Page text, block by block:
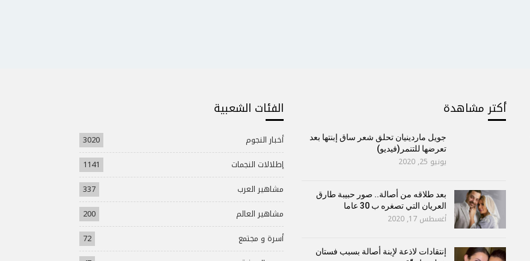
أكتر مشاهدة
جويل ماردينيان تحلق شعر ساق إبنتها بعد
تعرضها للتنمر(فيديو)
يونيو 25, 2020
بعد طلاقه من أصالة.. صور حبيبة طارق
العريان التي تصغره ب 30 عاما
أغسطس 17, 2020
إنتقادات لاذعة لإبنة أصالة بسبب فستان
الفئات الشعبية
أخبار النجوم
3020
إطلالات النجمات
1141
مشاهير العرب
337
مشاهير العالم
200
أسرة و مجتمع
72